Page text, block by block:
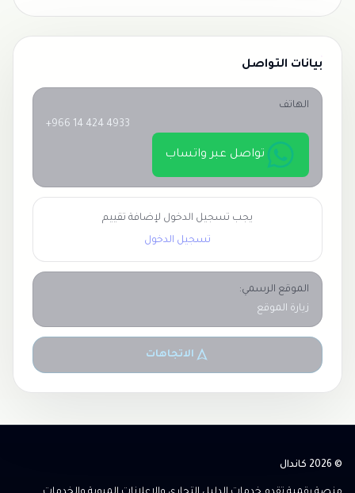
بيانات التواصل
الهاتف
+966 14 424 4933
تواصل عبر واتساب
يجب تسجيل الدخول لإضافة تقييم
تسجيل الدخول
الموقع الرسمي:
زيارة الموقع
الاتجاهات
© 2026 كاندال